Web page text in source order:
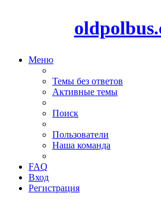
Меню
Темы без ответов
Активные темы
Поиск
Пользователи
Наша команда
FAQ
Вход
Регистрация